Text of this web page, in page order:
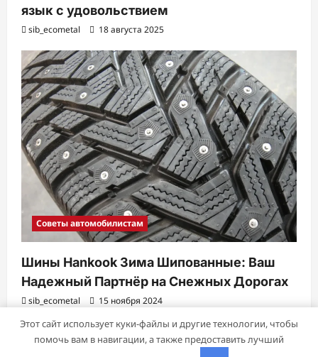
язык с удовольствием
sib_ecometal 18 августа 2025
Советы автомобилистам
Шины Hankook Зима Шипованные: Ваш
Надежный Партнёр на Снежных Дорогах
sib_ecometal 15 ноября 2024
Авторское право © 2026 Все права зарезервированы.
Этот сайт использует куки-файлы и другие технологии, чтобы
помочь вам в навигации, а также предоставить лучший